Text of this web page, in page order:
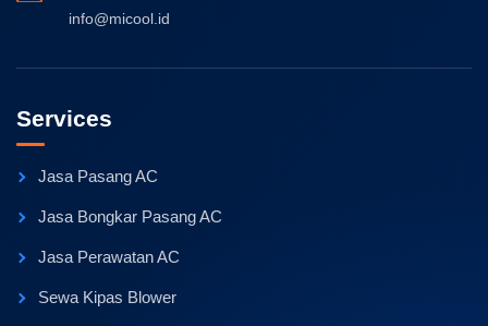
info@micool.id
Services
Jasa Pasang AC
Jasa Bongkar Pasang AC
Jasa Perawatan AC
Sewa Kipas Blower